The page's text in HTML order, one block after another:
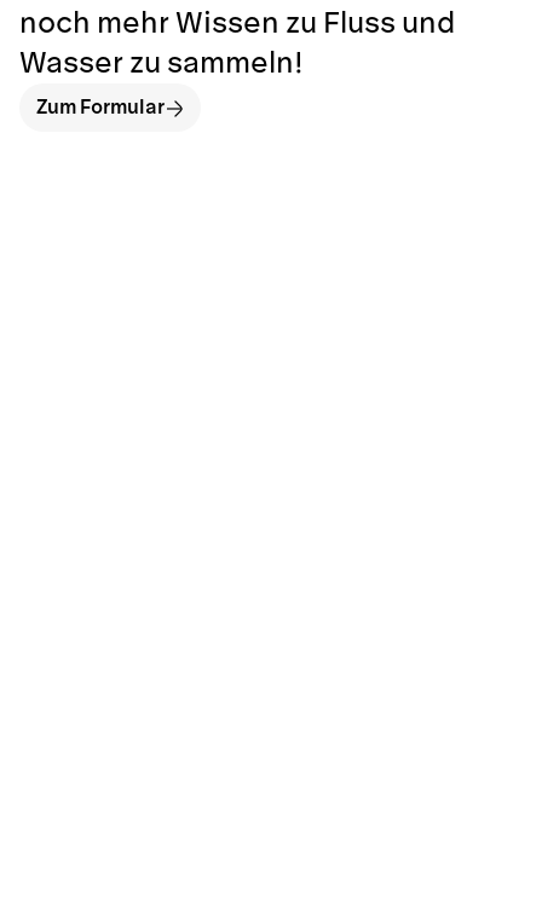
noch mehr Wissen zu Fluss und
Wasser zu sammeln!
Zum Formular